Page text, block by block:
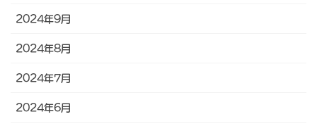
2024年9月
2024年8月
2024年7月
2024年6月